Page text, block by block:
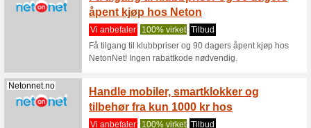
Miinto
kr) + du